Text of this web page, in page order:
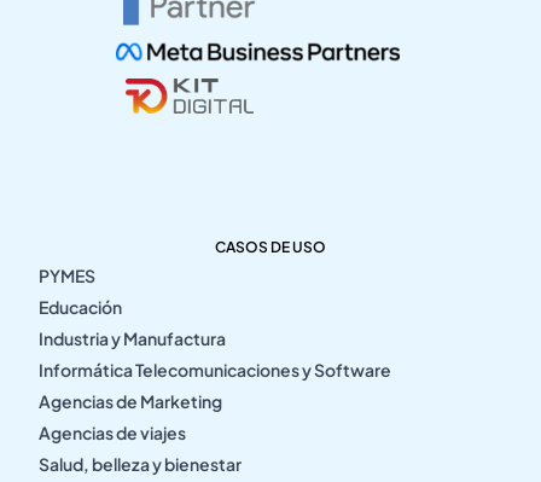
CASOS DE USO
PYMES
Educación
Industria y Manufactura
Informática Telecomunicaciones y Software
Agencias de Marketing
Agencias de viajes
Salud, belleza y bienestar